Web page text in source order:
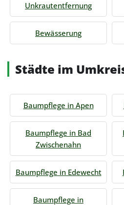
Unkrautentfernung
Bewässerung
Städte im
Baumpflege in Apen
Baumpflege in Bad
Zwischenahn
Baumpflege in Edewecht
Baumpflege in